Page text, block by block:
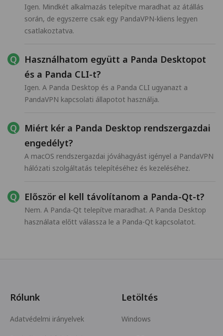
Igen. Mindkét alkalmazás telepítve maradhat az átállás
során, de egyszerre csak egy PandaVPN-kliens legyen
csatlakoztatva.
Használhatom együtt a Panda Desktopot
és a Panda CLI-t?
Igen. A Panda Desktop és a Panda CLI ugyanazt a
PandaVPN kapcsolati állapotot használja.
Miért kér a Panda Desktop rendszergazdai
engedélyt?
A macOS rendszergazdai jóváhagyást igényel a PandaVPN
hálózati szolgáltatás telepítéséhez és kezeléséhez.
Először el kell távolítanom a Panda-Qt-t?
Nem. A Panda-Qt telepítve maradhat. A Panda Desktop
használata előtt válassza le a Panda-Qt kapcsolatot.
Rólunk
Adatvédelmi irányelvek
Letöltés
Windows